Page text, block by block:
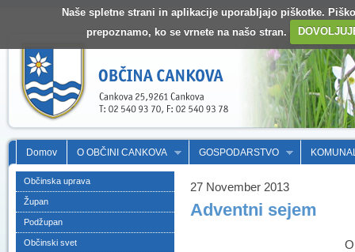
Naše spletne strani in aplikacije uporabljajo piškotke.
prepoznamo, ko se vrnete na našo stran.
Domov O OBČINI CANKOVA GOSPODARSTVO
Občinska uprava
Župan
Podžupan
Občinski svet
27 November 2013
Adventni sejem